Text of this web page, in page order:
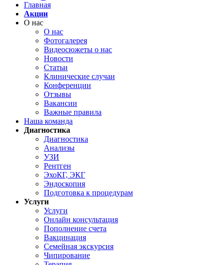
Главная
Акции
О нас
О нас
Фотогалерея
Видеосюжеты о нас
Новости
Статьи
Клинические случаи
Конференции
Отзывы
Вакансии
Важные правила
Наша команда
Диагностика
Диагностика
Анализы
УЗИ
Рентген
ЭхоКГ, ЭКГ
Эндоскопия
Подготовка к процедурам
Услуги
Услуги
Онлайн консультация
Пополнение счета
Вакцинация
Семейная экскурсия
Чипирование